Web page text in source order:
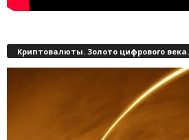
Криптовалюты. Золото цифрового века.